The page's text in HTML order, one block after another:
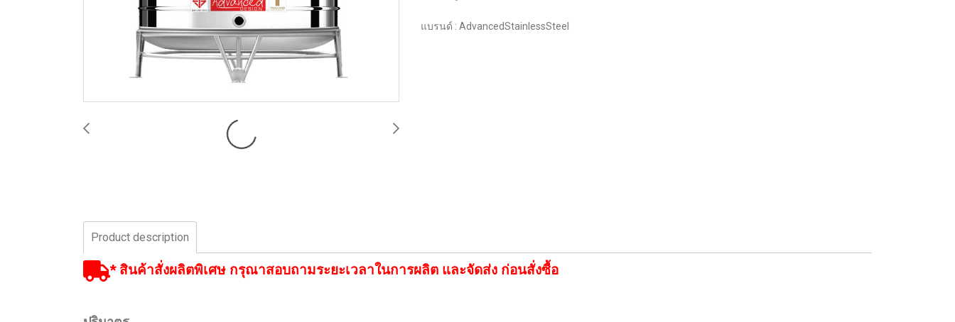
แบรนด์ : AdvancedStainlessSteel
Product description
* สินค้าสั่งผลิตพิเศษ กรุณาสอบถามระยะเวลาในการผลิต และจัดส่ง ก่อนสั่งซื้อ